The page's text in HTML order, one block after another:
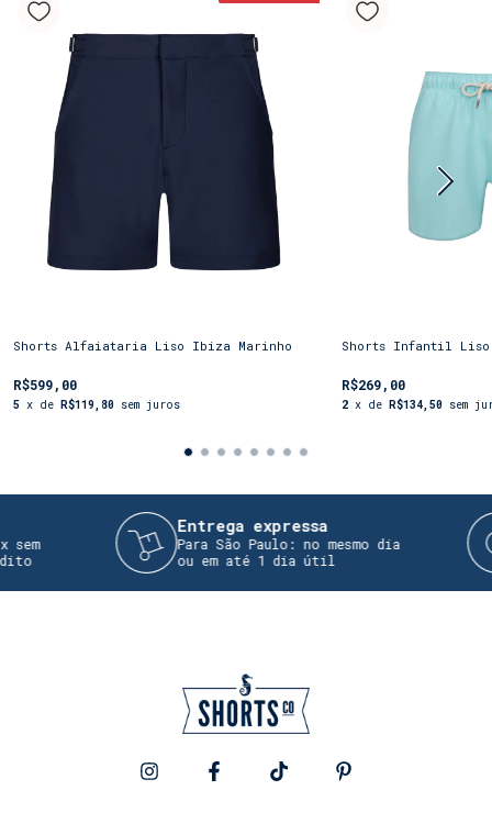
Shorts Alfaiataria Liso Ibiza Marinho
R$599,00
5 x de R$119,80 sem juros
Shorts Infantil Liso
R$269,00
2 x de R$134,50 sem
Entrega expressa
Para São Paulo: no mesmo dia
ou em até 1 dia útil